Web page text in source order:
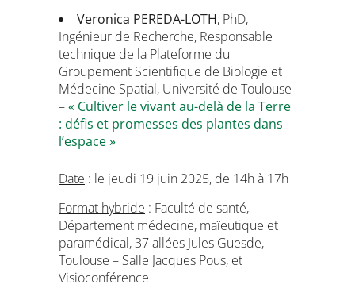
Veronica PEREDA-LOTH, PhD,
Ingénieur de Recherche, Responsable
technique de la Plateforme du
Groupement Scientifique de Biologie et
Médecine Spatial, Université de Toulouse
–« Cultiver le vivant au-delà de la Terre
: défis et promesses des plantes dans
l’espace »
Date : le jeudi 19 juin 2025, de 14h à 17h
Format hybride : Faculté de santé,
Département médecine, maïeutique et
paramédical, 37 allées Jules Guesde,
Toulouse – Salle Jacques Pous, et
Visioconférence